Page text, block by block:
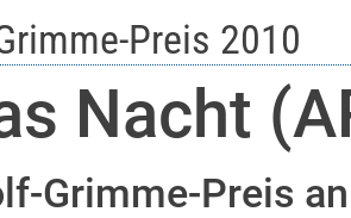
Preis 2010
Nacht
Grimme-Preis an